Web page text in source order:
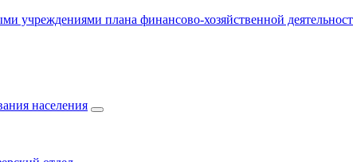
учреждениями плана финансово-хозяйственной
населения